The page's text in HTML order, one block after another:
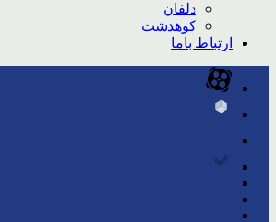
دلفان
کوهدشت
ارتباط باما